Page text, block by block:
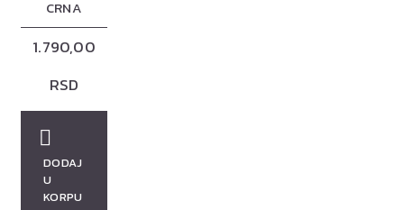
CRNA
1.790,00
RSD
DODAJ
U
KORPU